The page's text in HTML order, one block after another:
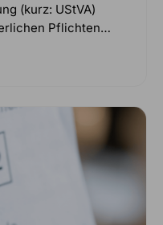
(kurz: UStVA)
Pflichten…